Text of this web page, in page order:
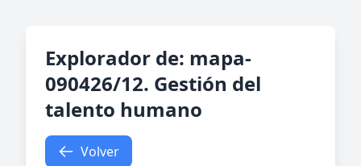
Explorador de: mapa-
090426/12. Gestión del
talento humano
Volver